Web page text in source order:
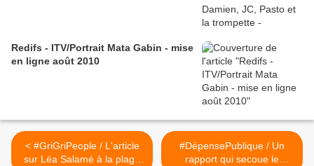
Redifs - ITV/Portrait Mata Gabin - mise
en ligne août 2010
< #GriGriPeople / L'article
sur Léa Salamé à la plage
#DépensePublique / Un
rapport qui secoue le